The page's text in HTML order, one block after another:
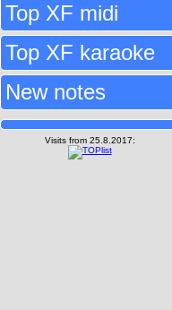
Top XF midi
Top XF karaoke
New notes
Visits from 25.8.2017: